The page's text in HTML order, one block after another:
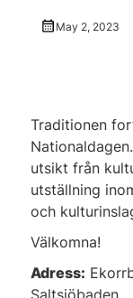
May 2, 2023
Traditionen
utsikt från
utställning
och
Välkomna!
Adress:
Saltsjöbaden